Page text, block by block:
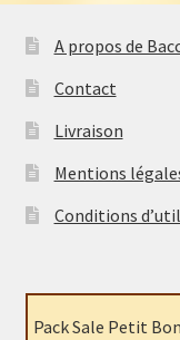
A propos de
Contact
Livraison
Mentions
Conditions
Pack Sale Petit